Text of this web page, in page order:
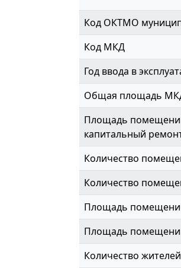
Код ОКТМО
Код МКД
Год ввода в
Общая площадь
Площадь
капитальный
Количество
Количество
Площадь
Площадь
Количество жителей